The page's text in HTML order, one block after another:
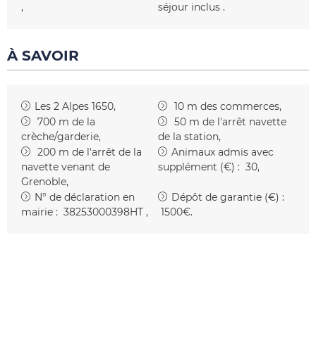
séjour inclus
À SAVOIR
Les 2 Alpes 1650 10 m des commerces
700 m de la
crèche/garderie
50 m de l'arrêt navette
de la station
200 m de l'arrêt de la
navette venant de
Grenoble
Animaux admis avec
supplément (€) : 30
N° de déclaration en
mairie : 38253000398HT
Dépôt de garantie (€) :
1500€